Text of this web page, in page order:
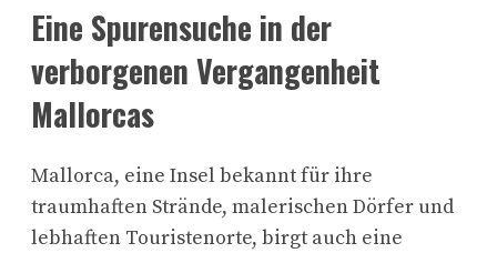
Eine Spurensuche in der
verborgenen Vergangenheit
Mallorcas
Mallorca, eine Insel bekannt für ihre
traumhaften Strände, malerischen Dörfer und
lebhaften Touristenorte, birgt auch eine